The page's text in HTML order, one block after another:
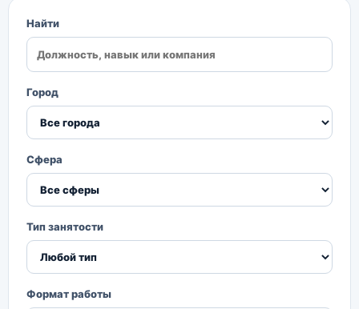
Найти
Город
Сфера
Тип занятости
Формат работы